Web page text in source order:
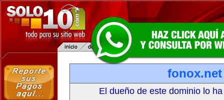
fonox.net
El dueño de este dominio lo